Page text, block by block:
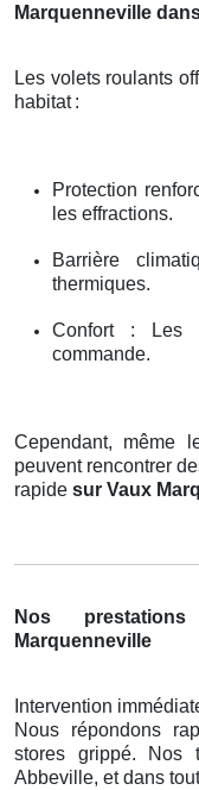
Marquenneville
Les volets roulants
habitat :
Protection
les effractions.
Barrière
thermiques.
Confort : Les
commande.
Cependant, même
peuvent rencontrer
rapide sur Vaux
Nos
Marquenneville
Intervention
Nous répondons
stores grippé. Nos
Abbeville, et dans